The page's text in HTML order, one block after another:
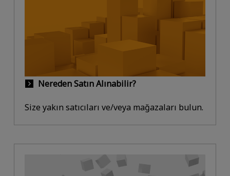
Nereden Satın Alınabilir?
Size yakın satıcıları ve/veya mağazaları bulun.